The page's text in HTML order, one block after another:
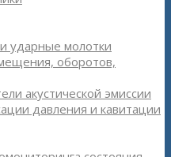
ударные молотки
оборотов,
акустической эмиссии
давления и кавитации